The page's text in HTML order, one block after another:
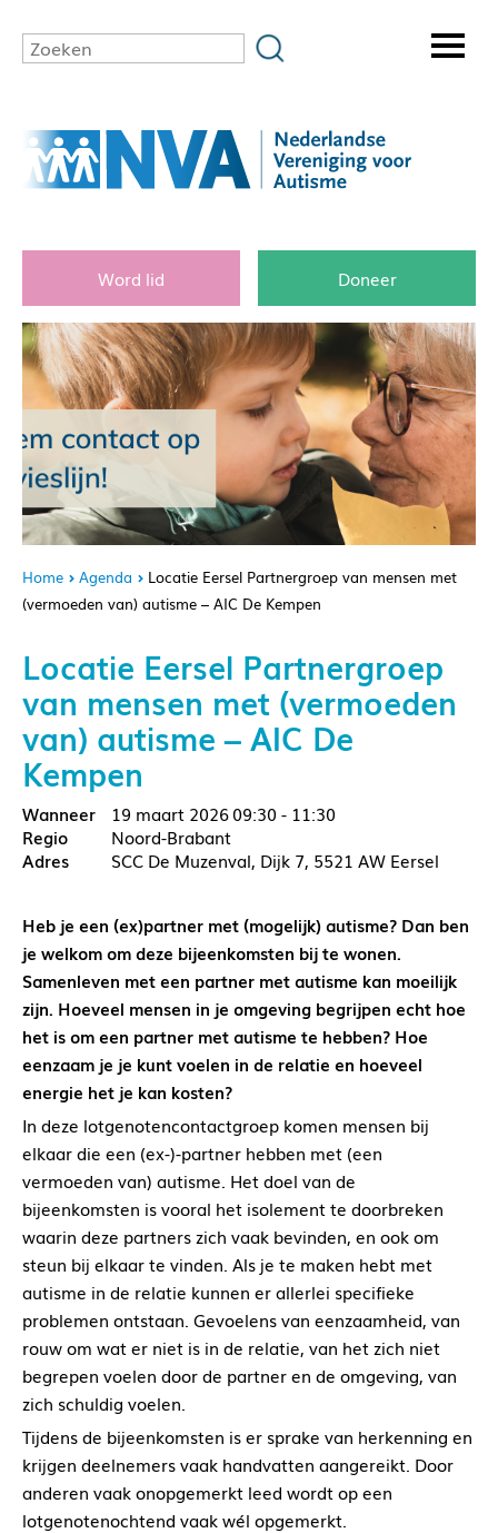
Word lid Doneer
Home Agenda
Locatie Eersel Partnergroep van mensen met
(vermoeden van) autisme – AIC De Kempen
Locatie Eersel Partnergroep
van mensen met (vermoeden
van) autisme – AIC De
Kempen
19 maart 202609:30 - 11:30
Noord-Brabant
SCC De Muzenval, Dijk 7, 5521 AW Eersel
Heb je een (ex)partner met (mogelijk) autisme? Dan ben
je welkom om deze bijeenkomsten bij te wonen.
Samenleven met een partner met autisme kan moeilijk
zijn. Hoeveel mensen in je omgeving begrijpen echt hoe
het is om een partner met autisme te hebben? Hoe
eenzaam je je kunt voelen in de relatie en hoeveel
energie het je kan kosten?
In deze lotgenotencontactgroep komen mensen bij
elkaar die een (ex-)-partner hebben met (een
vermoeden van) autisme. Het doel van de
bijeenkomsten is vooral het isolement te doorbreken
waarin deze partners zich vaak bevinden, en ook om
steun bij elkaar te vinden. Als je te maken hebt met
autisme in de relatie kunnen er allerlei specifieke
problemen ontstaan. Gevoelens van eenzaamheid, van
rouw om wat er niet is in de relatie, van het zich niet
begrepen voelen door de partner en de omgeving, van
zich schuldig voelen.
Tijdens de bijeenkomsten is er sprake van herkenning en
krijgen deelnemers vaak handvatten aangereikt. Door
anderen vaak onopgemerkt leed wordt op een
lotgenotenochtend vaak wél opgemerkt.